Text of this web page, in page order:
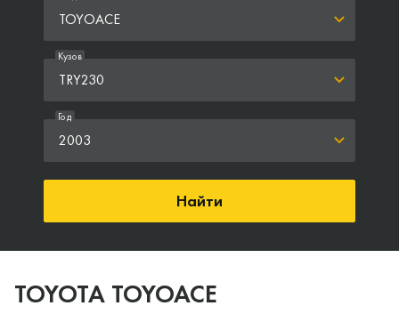
TOYOACE
TRY230
Кузов
2003
Год
Найти
TOYOTA TOYOACE